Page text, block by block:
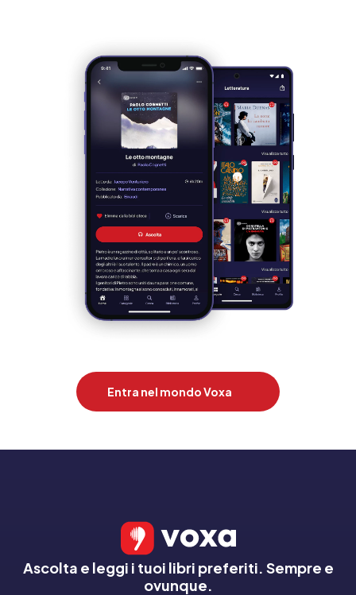
Entra nel mondo Voxa
Ascolta e leggi i tuoi libri preferiti. Sempre e
ovunque.